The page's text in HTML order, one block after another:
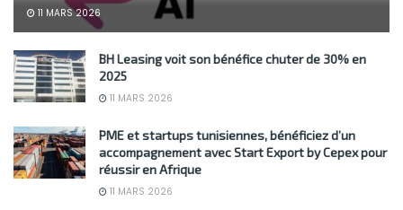
11 MARS 2026
BH Leasing voit son bénéfice chuter de 30% en
2025
11 MARS 2026
PME et startups tunisiennes, bénéficiez d’un
accompagnement avec Start Export by Cepex pour
réussir en Afrique
11 MARS 2026